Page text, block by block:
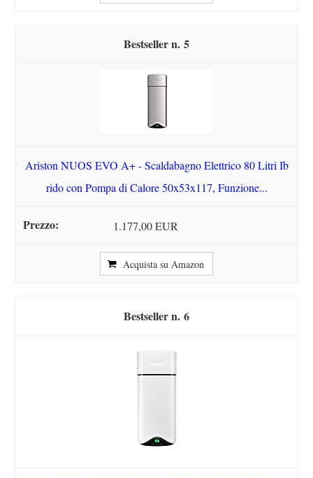
5
Ariston NUOS EVO A+ - Scaldabagno Elettrico 80 Litri Ib
rido con Pompa di Calore 50x53x117, Funzione...
1.177,00 EUR
Acquista su Amazon
6